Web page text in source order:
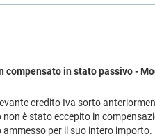
compensato in stato passivo -
credito Iva sorto
è stato eccepito in
per il suo intero